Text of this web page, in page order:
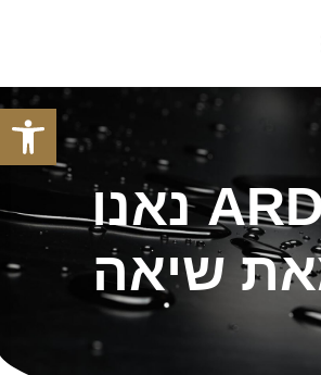
פתח
ARDEX נאנו
שיאה